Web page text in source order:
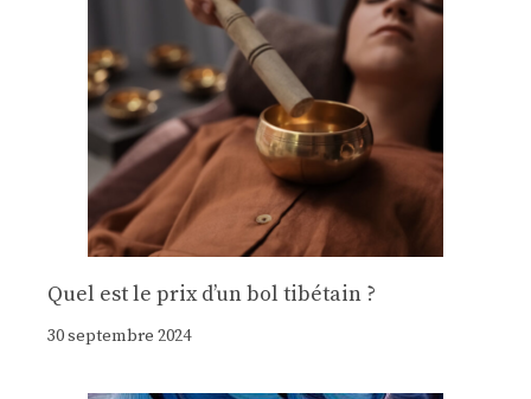
Quel est le prix d’un bol tibétain ?
30 septembre 2024